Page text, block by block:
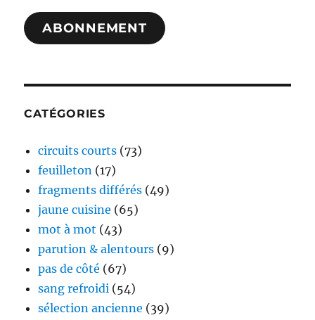
mail
ABONNEMENT
CATÉGORIES
circuits courts (73)
feuilleton (17)
fragments différés (49)
jaune cuisine (65)
mot à mot (43)
parution & alentours (9)
pas de côté (67)
sang refroidi (54)
sélection ancienne (39)